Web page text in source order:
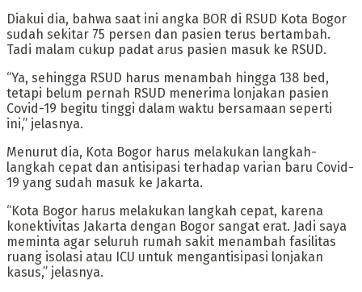
Diakui dia, bahwa saat ini angka BOR di RSUD Kota Bogor
sudah sekitar 75 persen dan pasien terus bertambah.
Tadi malam cukup padat arus pasien masuk ke RSUD.
“Ya, sehingga RSUD harus menambah hingga 138 bed,
tetapi belum pernah RSUD menerima lonjakan pasien
Covid-19 begitu tinggi dalam waktu bersamaan seperti
ini,” jelasnya.
Menurut dia, Kota Bogor harus melakukan langkah-
langkah cepat dan antisipasi terhadap varian baru Covid-
19 yang sudah masuk ke Jakarta.
“Kota Bogor harus melakukan langkah cepat, karena
konektivitas Jakarta dengan Bogor sangat erat. Jadi saya
meminta agar seluruh rumah sakit menambah fasilitas
ruang isolasi atau ICU untuk mengantisipasi lonjakan
kasus,” jelasnya.